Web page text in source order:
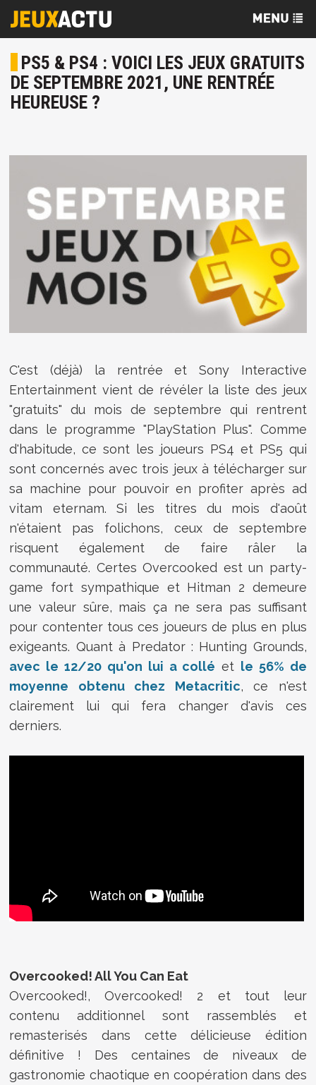
PS5 & PS4 : VOICI LES JEUX GRATUITS
DE SEPTEMBRE 2021, UNE RENTRÉE
HEUREUSE ?
C'est (déjà) la rentrée et Sony Interactive
Entertainment vient de révéler la liste des jeux
"gratuits" du mois de septembre qui rentrent
dans le programme "PlayStation Plus". Comme
d'habitude, ce sont les joueurs PS4 et PS5 qui
sont concernés avec trois jeux à télécharger sur
sa machine pour pouvoir en profiter après ad
vitam eternam. Si les titres du mois d'août
n'étaient pas folichons, ceux de septembre
risquent également de faire râler la
communauté. Certes Overcooked est un party-
game fort sympathique et Hitman 2 demeure
une valeur sûre, mais ça ne sera pas suffisant
pour contenter tous ces joueurs de plus en plus
exigeants. Quant à Predator : Hunting Grounds,
avec le 12/20 qu'on lui a collé et le 56% de
moyenne obtenu chez Metacritic, ce n'est
clairement lui qui fera changer d'avis ces
derniers.
Overcooked! All You Can Eat
Overcooked!, Overcooked! 2 et tout leur
contenu additionnel sont rassemblés et
remasterisés dans cette délicieuse édition
définitive ! Des centaines de niveaux de
gastronomie chaotique en coopération dans des